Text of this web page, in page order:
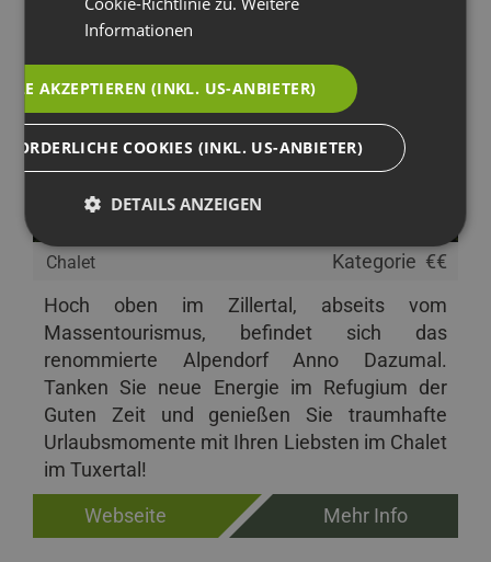
Chalet
Alpendorf Anno Dazumal
Kategorie €€
Hoch oben im Zillertal, abseits vom
Massentourismus, befindet sich das
renommierte Alpendorf Anno Dazumal.
Tanken Sie neue Energie im Refugium der
Guten Zeit und genießen Sie traumhafte
Urlaubsmomente mit Ihren Liebsten im Chalet
im Tuxertal!
Webseite
Mehr Info
Informationen
AKZEPTIEREN (INKL. US-ANBIETER)
COOKIES (INKL. US-ANBIETER)
DETAILS ANZEIGEN